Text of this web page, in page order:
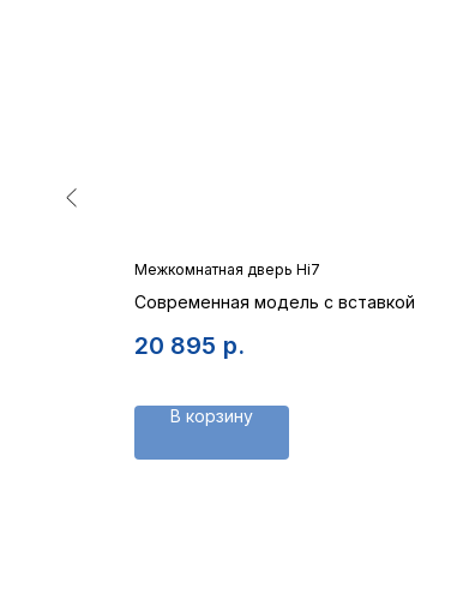
Межкомнатная дверь Hi7
Современная модель с вставкой
20 895 р.
В корзину